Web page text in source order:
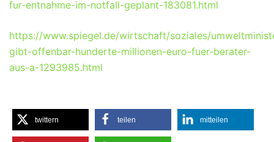
fur-entnahme-im-notfall-geplant-183081.html
https://www.spiegel.de/wirtschaft/soziales/
gibt-offenbar-hunderte-millionen-euro-fuer-berater-
aus-a-1293985.html
twittern teilen mitteilen